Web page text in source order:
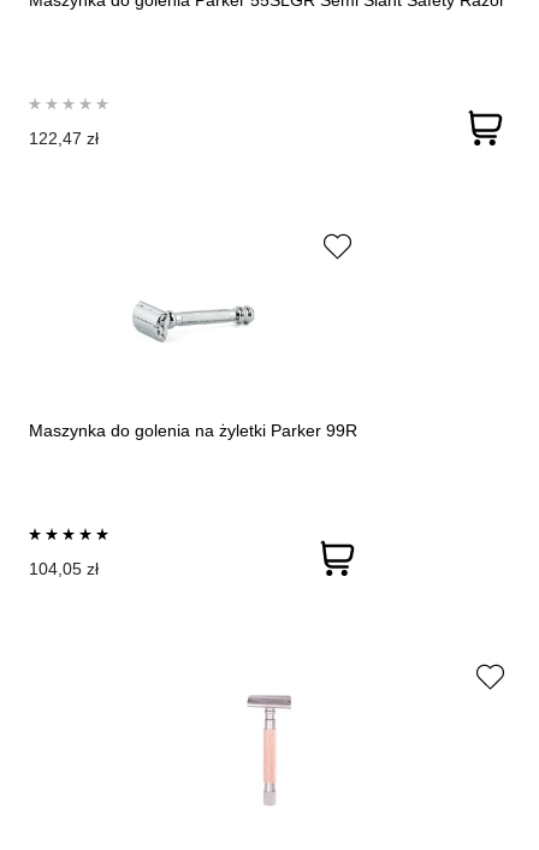
122,47 zł
Maszynka do golenia na żyletki Parker 99R
104,05 zł